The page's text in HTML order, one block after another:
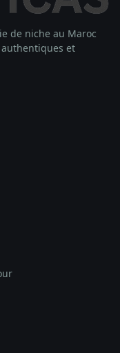
de niche au Maroc
et